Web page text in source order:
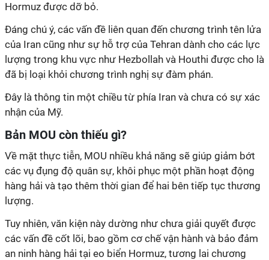
Hormuz được dỡ bỏ.
Đáng chú ý, các vấn đề liên quan đến chương trình tên lửa
của Iran cũng như sự hỗ trợ của Tehran dành cho các lực
lượng trong khu vực như Hezbollah và Houthi được cho là
đã bị loại khỏi chương trình nghị sự đàm phán.
Đây là thông tin một chiều từ phía Iran và chưa có sự xác
nhận của Mỹ.
Bản MOU còn thiếu gì?
Về mặt thực tiễn, MOU nhiều khả năng sẽ giúp giảm bớt
các vụ đụng độ quân sự, khôi phục một phần hoạt động
hàng hải và tạo thêm thời gian để hai bên tiếp tục thương
lượng.
Tuy nhiên, văn kiện này dường như chưa giải quyết được
các vấn đề cốt lõi, bao gồm cơ chế vận hành và bảo đảm
an ninh hàng hải tại eo biển Hormuz, tương lai chương